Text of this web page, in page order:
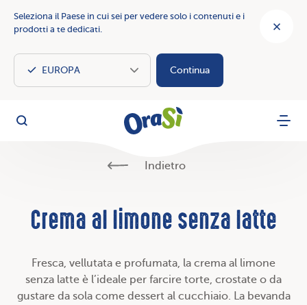
Seleziona il Paese in cui sei per vedere solo i contenuti e i
prodotti a te dedicati.
Continua
OraSì
Cerca Menu
Indietro
Crema al limone senza latte
Fresca, vellutata e profumata, la crema al limone
senza latte è l’ideale per farcire torte, crostate o da
gustare da sola come dessert al cucchiaio. La bevanda